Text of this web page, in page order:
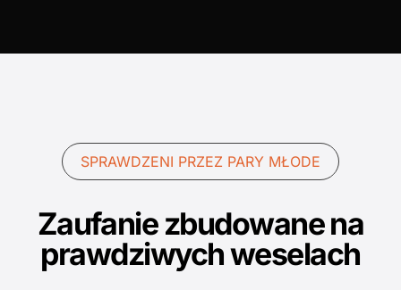
SPRAWDZENI PRZEZ PARY MŁODE
Zaufanie zbudowane na
prawdziwych weselach